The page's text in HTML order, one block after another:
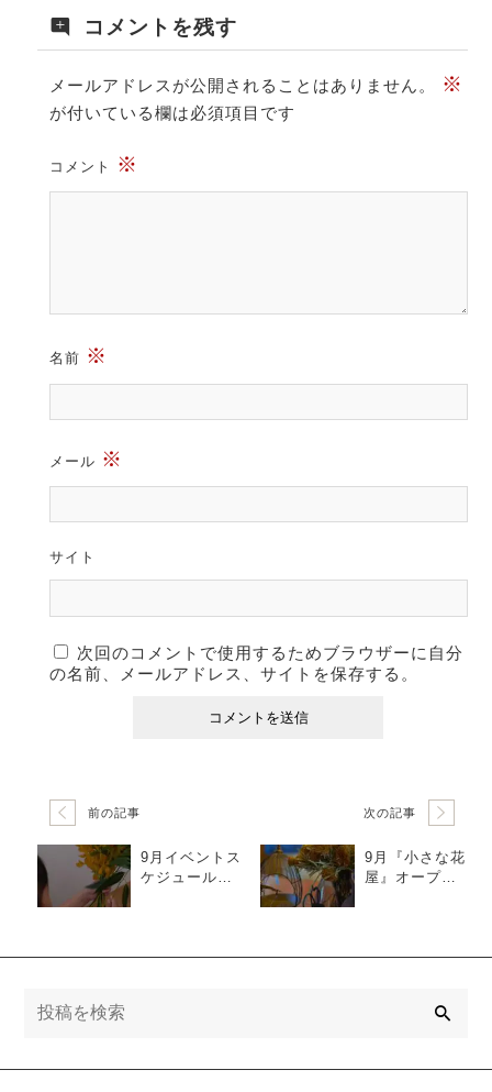
コメントを残す
メールアドレスが公開されることはありません。 ※
が付いている欄は必須項目です
コメント ※
名前 ※
メール ※
サイト
次回のコメントで使用するためブラウザーに自分
の名前、メールアドレス、サイトを保存する。
前の記事
9月イベントス
ケジュール＆
次の記事
9月『小さな花
屋』オープン